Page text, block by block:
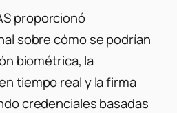
proporcionó
sobre cómo se podrían
biométrica, la
tiempo real y la firma
credenciales basadas